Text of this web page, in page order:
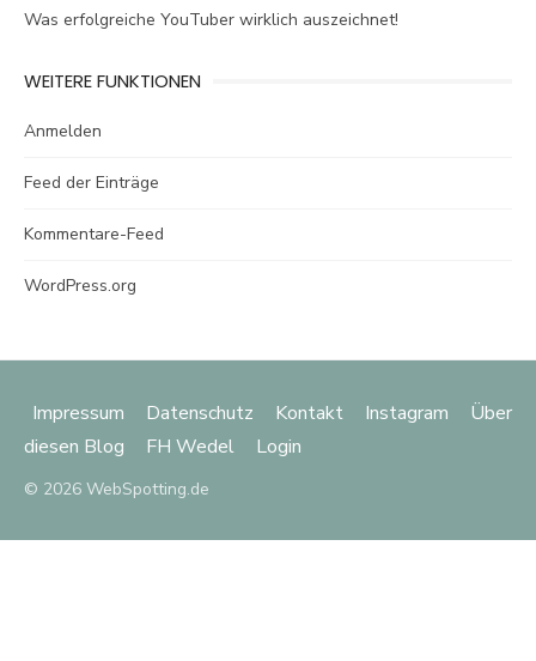
Was erfolgreiche YouTuber wirklich auszeichnet!
WEITERE FUNKTIONEN
Anmelden
Feed der Einträge
Kommentare-Feed
WordPress.org
Impressum Datenschutz Kontakt Instagram
Über
diesen Blog
FH Wedel Login
© 2026 WebSpotting.de